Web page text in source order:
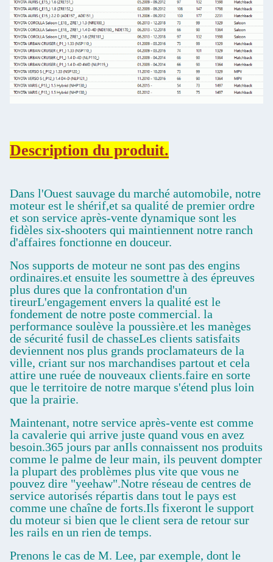
Description du produit.
Dans l'Ouest sauvage du marché automobile, notre
moteur est le shérif,et sa qualité de premier ordre
et son service après-vente dynamique sont les
fidèles six-shooters qui maintiennent notre ranch
d'affaires fonctionne en douceur.
Nos supports de moteur ne sont pas des engins
ordinaires.et ensuite les soumettre à des épreuves
plus dures que la confrontation d'un
tireurL'engagement envers la qualité est le
fondement de notre poste commercial. la
performance soulève la poussière.et les manèges
de sécurité fusil de chasseLes clients satisfaits
deviennent nos plus grands proclamateurs de la
ville, criant sur nos marchandises partout et cela
attire une ruée de nouveaux clients.faire en sorte
que le territoire de notre marque s'étend plus loin
que la prairie.
Maintenant, notre service après-vente est comme
la cavalerie qui arrive juste quand vous en avez
besoin.365 jours par anIls connaissent nos produits
comme le palme de leur main, ils peuvent dompter
la plupart des problèmes plus vite que vous ne
pouvez dire "yeehaw".Notre réseau de centres de
service autorisés répartis dans tout le pays est
comme une chaîne de forts.Ils fixeront le support
du moteur si bien que le client sera de retour sur
les rails en un rien de temps.
Prenons le cas de M. Lee, par exemple, dont le